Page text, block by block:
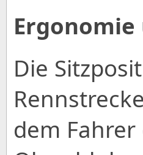
Die
dem